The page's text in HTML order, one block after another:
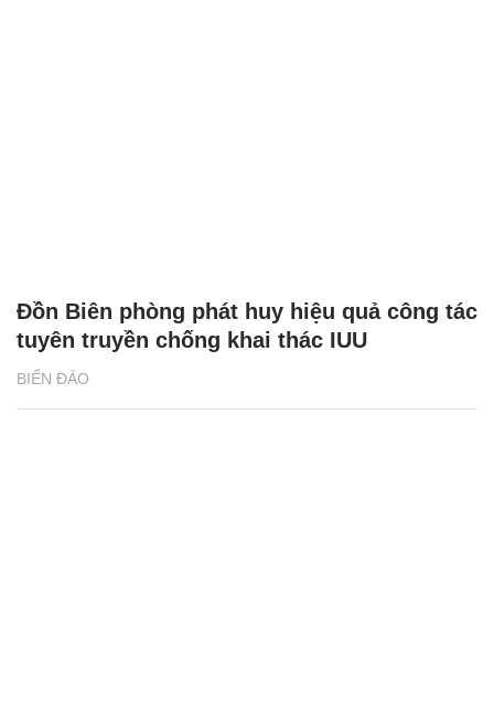
BIỂN ĐẢO
Đồn Biên phòng phát huy hiệu quả công tác
tuyên truyền chống khai thác IUU